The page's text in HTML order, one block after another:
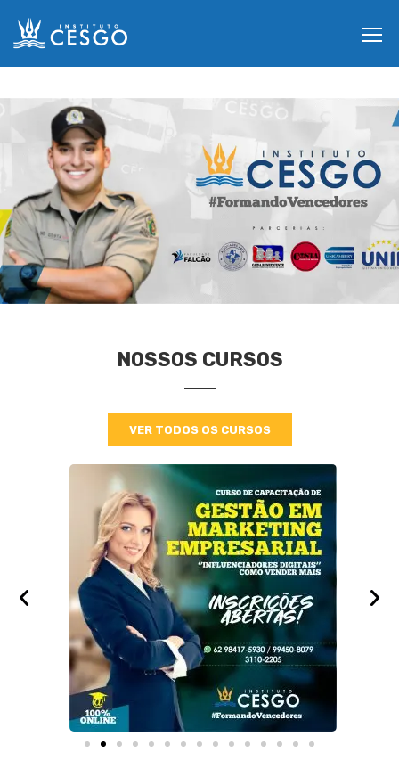
NOSSOS CURSOS
VER TODOS OS CURSOS